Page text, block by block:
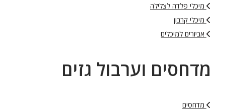
מיכלי פלדה לצלילה
מיכלי קרבון
אביזרים למיכלים
מדחסים וערבול גזים
מדחסים